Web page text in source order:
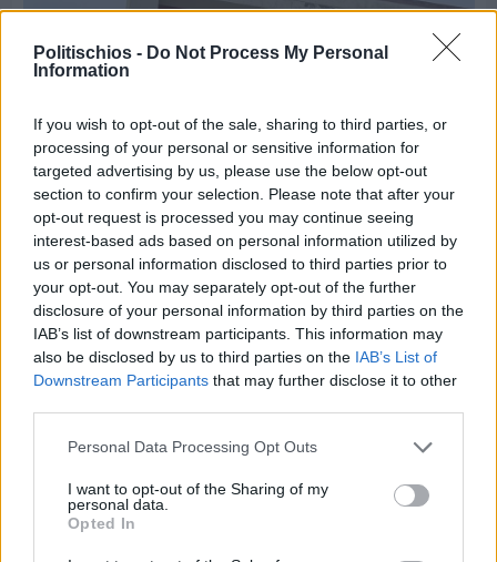
Politischios - Do Not Process My Personal
Information
If you wish to opt-out of the sale, sharing to third parties, or
processing of your personal or sensitive information for
targeted advertising by us, please use the below opt-out
section to confirm your selection. Please note that after your
opt-out request is processed you may continue seeing
interest-based ads based on personal information utilized by
us or personal information disclosed to third parties prior to
your opt-out. You may separately opt-out of the further
disclosure of your personal information by third parties on the
IAB’s list of downstream participants. This information may
also be disclosed by us to third parties on the IAB’s List of
Downstream Participants that may further disclose it to other
Personal Data Processing Opt Outs
I want to opt-out of the Sharing of my
personal data.
Opted In
Πριν 3 ημέρες
Οδηγοί Δασικών Υπηρεσιών: Ζητούν ένταξη στο
ανθυγιεινό επίδομα